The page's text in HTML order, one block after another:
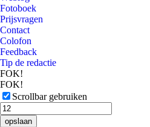
Fotoboek
Prijsvragen
Contact
Colofon
Feedback
Tip de redactie
FOK!
FOK!
Scrollbar gebruiken
opslaan